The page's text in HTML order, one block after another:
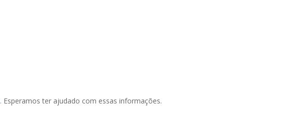
. Esperamos ter ajudado com essas informações.